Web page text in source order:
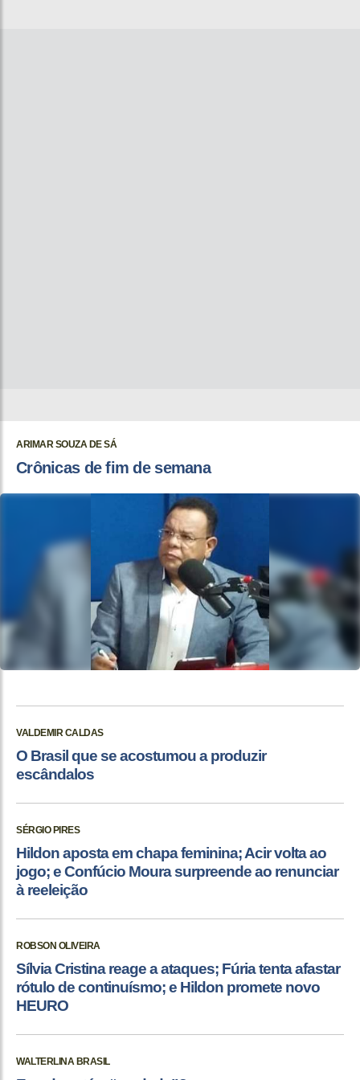
ARIMAR SOUZA DE SÁ
Crônicas de fim de semana
VALDEMIR CALDAS
O Brasil que se acostumou a produzir
escândalos
SÉRGIO PIRES
Hildon aposta em chapa feminina; Acir volta ao
jogo; e Confúcio Moura surpreende ao renunciar
à reeleição
ROBSON OLIVEIRA
Sílvia Cristina reage a ataques; Fúria tenta afastar
rótulo de continuísmo; e Hildon promete novo
HEURO
WALTERLINA BRASIL